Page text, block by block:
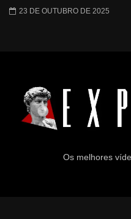
23 DE OUTUBRO DE 2025
Os melhores